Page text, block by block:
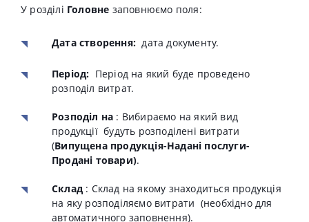
У розділі Головне заповнюємо поля:
Дата створення: дата документу.
Період: Період на який буде проведено
розподіл витрат.
Розподіл на : Вибираємо на який вид
продукції будуть розподілені витрати
(Випущена продукція-Надані послуги-
Продані товари).
Склад : Склад на якому знаходиться продукція
на яку розподіляємо витрати (необхідно для
автоматичного заповнення).